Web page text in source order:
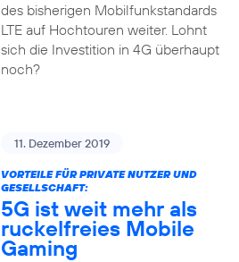
des bisherigen Mobilfunkstandards
LTE auf Hochtouren weiter. Lohnt
sich die Investition in 4G überhaupt
noch?
11. Dezember 2019
VORTEILE FÜR PRIVATE NUTZER UND
GESELLSCHAFT:
5G ist weit mehr als
ruckelfreies Mobile
Gaming